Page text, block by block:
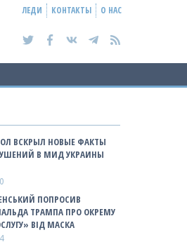
ЛЕДИ КОНТАКТЫ О НАС
ВСКРЫЛ НОВЫЕ ФАКТЫ
В МИД УКРАИНЫ
ПОПРОСИВ
ТРАМПА ПРО ОКРЕМУ
ВІД МАСКА